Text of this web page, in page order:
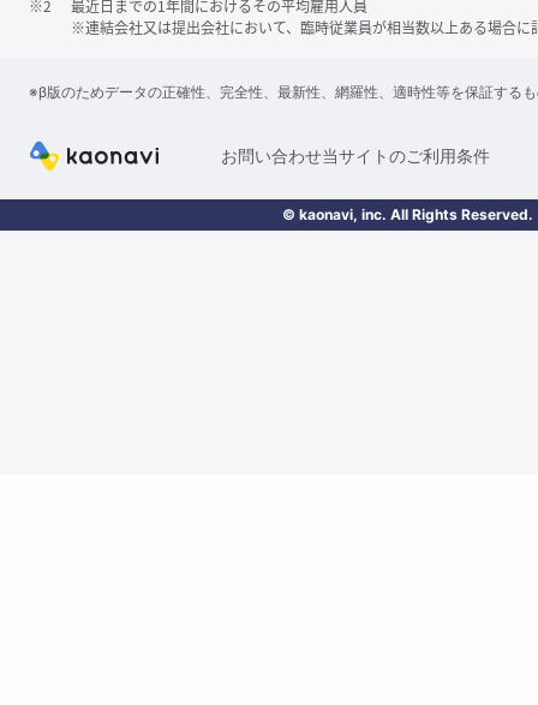
※2
最近日までの1年間におけるその平均雇用人員
※連結会社又は提出会社において、臨時従業員が相当数以上ある場合に
※β版のためデータの正確性、完全性、最新性、網羅性、適時性等を保証する
お問い合わせ当サイトのご利用条件
© kaonavi, inc. All Rights Reserved.